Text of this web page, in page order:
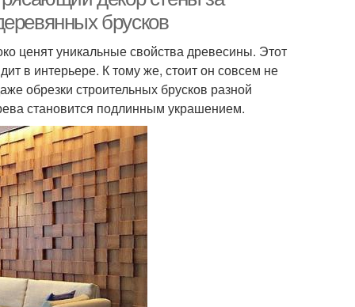
брусков
ценят уникальные свойства древесины. Этот
в интерьере. К тому же, стоит он совсем не
обрезки строительных брусков разной
становится подлинным украшением.